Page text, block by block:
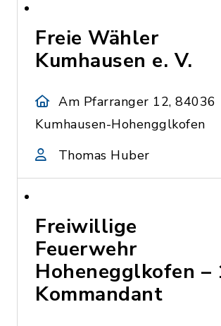
Freie Wähler
Kumhausen e. V.
Am Pfarranger 12, 84036
Kumhausen-Hohengglkofen
Thomas Huber
Freiwillige
Feuerwehr
Hohenegglkofen –
Kommandant